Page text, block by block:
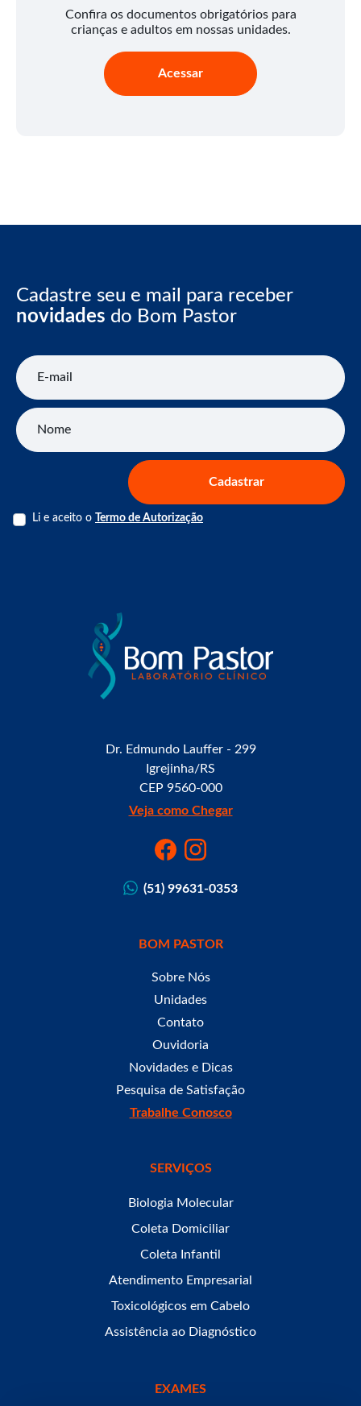
Confira os documentos obrigatórios para
crianças e adultos em nossas unidades.
Acessar
Cadastre seu e mail para receber
novidades do Bom Pastor
E-mail
Nome
Cadastrar
Li e aceito o Termo de Autorização
Dr. Edmundo Lauffer - 299
Igrejinha/RS
CEP 9560-000
Veja como Chegar
(51) 99631-0353
BOM PASTOR
Sobre Nós
Unidades
Contato
Ouvidoria
Novidades e Dicas
Pesquisa de Satisfação
Trabalhe Conosco
SERVIÇOS
Biologia Molecular
Coleta Domiciliar
Coleta Infantil
Atendimento Empresarial
Toxicológicos em Cabelo
Assistência ao Diagnóstico
EXAMES